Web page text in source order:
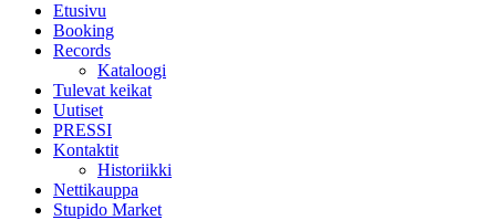
Etusivu
Booking
Records
Kataloogi
Tulevat keikat
Uutiset
PRESSI
Kontaktit
Historiikki
Nettikauppa
Stupido Market